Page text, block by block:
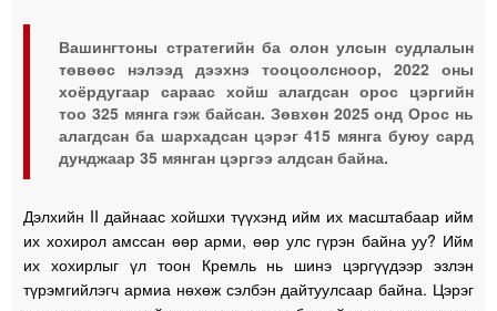
Вашингтоны стратегийн ба олон улсын судлалын
төвөөс нэлээд дээхнэ тооцоолсноор, 2022 оны
хоёрдугаар сараас хойш алагдсан орос цэргийн
тоо 325 мянга гэж байсан. Зөвхөн 2025 онд Орос нь
алагдсан ба шархадсан цэрэг 415 мянга буюу сард
дунджаар 35 мянган цэргээ алдсан байна.
Дэлхийн II дайнаас хойшхи түүхэнд ийм их масштабаар ийм
их хохирол амссан өөр арми, өөр улс гүрэн байна уу? Ийм
их хохирлыг үл тоон Кремль нь шинэ цэргүүдээр эзлэн
түрэмгийлэгч армиа нөхөж сэлбэн дайтуулсаар байна. Цэрэг